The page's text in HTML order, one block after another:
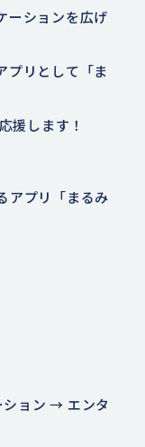
ーションを広げ
プリとして「ま
援します！
アプリ「まるみ
ョン → エンタ